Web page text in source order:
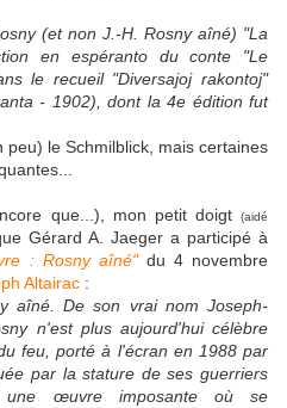
(et non J.-H. Rosny aîné) "La
en espéranto du conte "Le
le recueil "Diversajoj rakontoj"
- 1902), dont la 4e édition fut
le Schmilblick, mais certaines
que...), mon petit doigt
(aidé
Gérard A. Jaeger a participé à
: Rosny aîné"du 4 novembre
Altairac :
aîné. De son vrai nom Joseph-
n'est plus aujourd'hui célèbre
feu, porté à l'écran en 1988 par
par la stature de ses guerriers
une œuvre imposante où se